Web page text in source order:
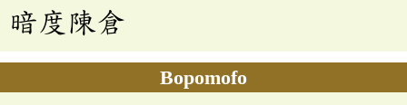
暗度陳倉
Bopomofo